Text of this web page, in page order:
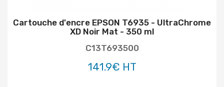
Cartouche d'encre EPSON T6935 - UltraChrome
XD Noir Mat - 350 ml
C13T693500
141.9€ HT